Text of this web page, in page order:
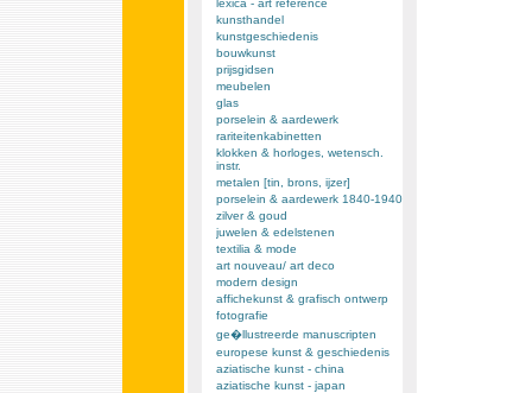
lexica - art reference
kunsthandel
kunstgeschiedenis
bouwkunst
prijsgidsen
meubelen
glas
porselein & aardewerk
rariteitenkabinetten
klokken & horloges, wetensch.
instr.
metalen [tin, brons, ijzer]
porselein & aardewerk 1840-1940
zilver & goud
juwelen & edelstenen
textilia & mode
art nouveau/ art deco
modern design
affichekunst & grafisch ontwerp
fotografie
ge�llustreerde manuscripten
europese kunst & geschiedenis
aziatische kunst - china
aziatische kunst - japan